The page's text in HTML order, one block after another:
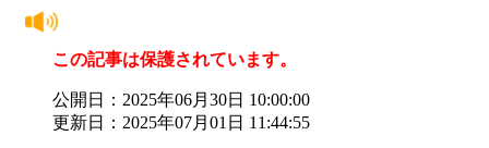
この記事は保護されています。
公開日：2025年06月30日 10:00:00
更新日：2025年07月01日 11:44:55